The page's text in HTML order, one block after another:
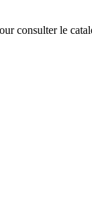
consulter le